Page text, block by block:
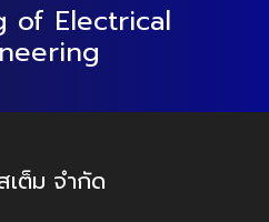
of Electrical
เต็ม จำกัด